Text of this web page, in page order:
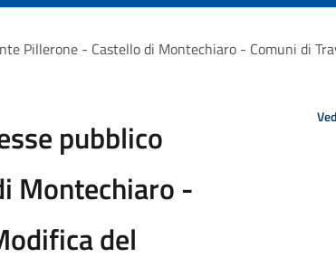
Pillerone - Castello di Montechiaro - Comuni di
pubblico
Montechiaro -
del